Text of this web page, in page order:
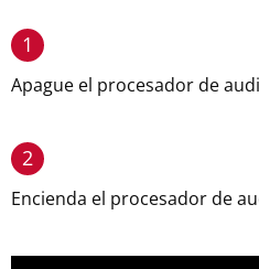
1
Apague el procesador de
2
Encienda el procesador de